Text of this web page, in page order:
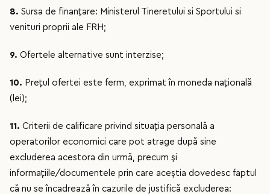
8. Sursa de finanţare: Ministerul Tineretului si Sportului si
venituri proprii ale FRH;
9. Ofertele alternative sunt interzise;
10. Preţul ofertei este ferm, exprimat în moneda naţională
(lei);
11. Criterii de calificare privind situaţia personală a
operatorilor economici care pot atrage după sine
excluderea acestora din urmă, precum şi
informaţiile/documentele prin care aceştia dovedesc faptul
că nu se încadrează în cazurile de justifică excluderea: